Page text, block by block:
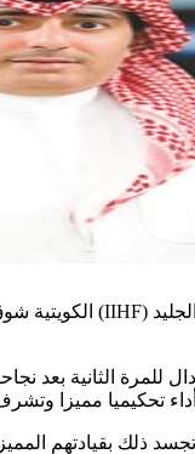
للمرة الثانية بعد
تحكيميا مميزا
ذلك بقيادتهم